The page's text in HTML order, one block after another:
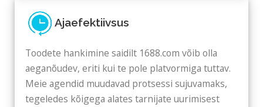
Ajaefektiivsus
Toodete hankimine saidilt 1688.com võib olla
aeganõudev, eriti kui te pole platvormiga tuttav.
Meie agendid muudavad protsessi sujuvamaks,
tegeledes kõigega alates tarnijate uurimisest